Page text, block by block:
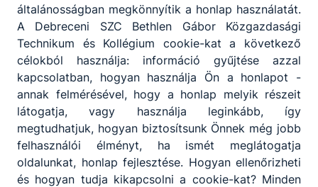
általánosságban megkönnyítik a honlap használatát.
A Debreceni SZC Bethlen Gábor Közgazdasági
Technikum és Kollégium cookie-kat a következő
célokból használja: információ gyűjtése azzal
kapcsolatban, hogyan használja Ön a honlapot -
annak felmérésével, hogy a honlap melyik részeit
látogatja, vagy használja leginkább, így
megtudhatjuk, hogyan biztosítsunk Önnek még jobb
felhasználói élményt, ha ismét meglátogatja
oldalunkat, honlap fejlesztése. Hogyan ellenőrizheti
és hogyan tudja kikapcsolni a cookie-kat? Minden